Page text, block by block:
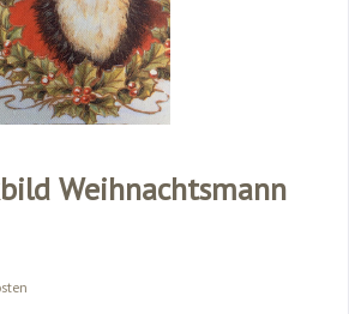
Weihnachtsmann